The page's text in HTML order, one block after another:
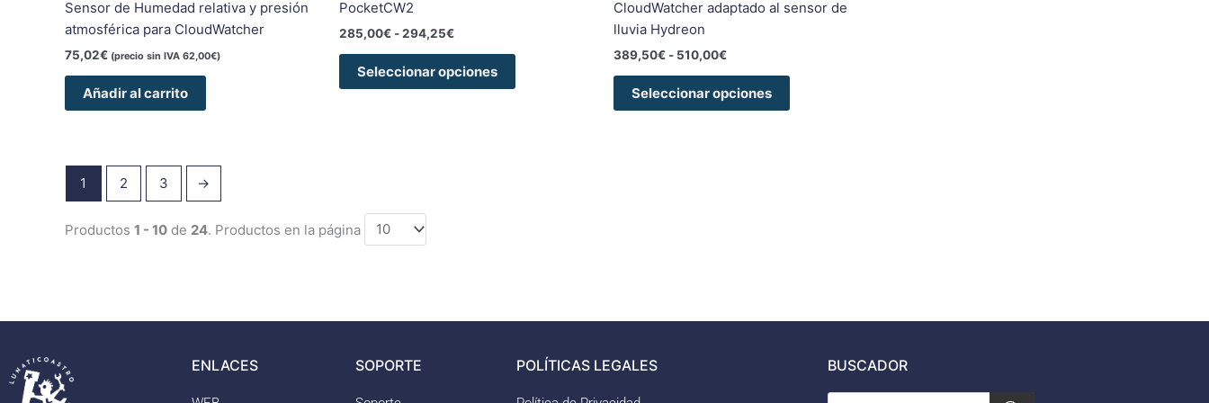
Sensor de Humedad relativa y presión
atmosférica para CloudWatcher
75,02€ (precio sin IVA 62,00€)
Añadir al carrito
PocketCW2
285,00€ -294,25€
Seleccionar opciones
CloudWatcher adaptado al sensor de
lluvia Hydreon
389,50€ - 510,00€
Seleccionar opciones
1 2 3 →
Productos 1 - 10 de 24. Productos en la página
ENLACES SOPORTE POLÍTICAS LEGALES BUSCADOR
Búsqueda